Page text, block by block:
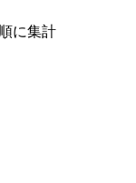
に集計